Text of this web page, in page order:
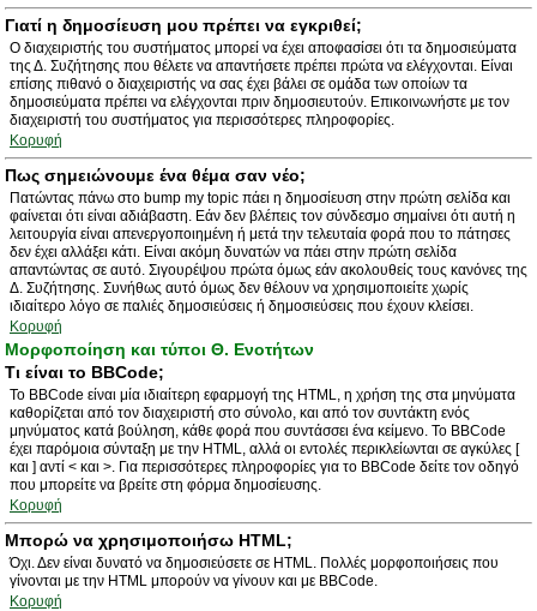
Γιατί η δημοσίευση μου πρέπει να εγκριθεί;
Ο διαχειριστής του συστήματος μπορεί να έχει αποφασίσει ότι τα δημοσιεύματα
της Δ. Συζήτησης που θέλετε να απαντήσετε πρέπει πρώτα να ελέγχονται. Είναι
επίσης πιθανό ο διαχειριστής να σας έχει βάλει σε ομάδα των οποίων τα
δημοσιεύματα πρέπει να ελέγχονται πριν δημοσιευτούν. Επικοινωνήστε με τον
διαχειριστή του συστήματος για περισσότερες πληροφορίες.
Κορυφή
Πως σημειώνουμε ένα θέμα σαν νέο;
Πατώντας πάνω στο bump my topic πάει η δημοσίευση στην πρώτη σελίδα και
φαίνεται ότι είναι αδιάβαστη. Εάν δεν βλέπεις τον σύνδεσμο σημαίνει ότι αυτή η
λειτουργία είναι απενεργοποιημένη ή μετά την τελευταία φορά που το πάτησες
δεν έχει αλλάξει κάτι. Είναι ακόμη δυνατών να πάει στην πρώτη σελίδα
απαντώντας σε αυτό. Σιγουρέψου πρώτα όμως εάν ακολουθείς τους κανόνες της
Δ. Συζήτησης. Συνήθως αυτό όμως δεν θέλουν να χρησιμοποιείτε χωρίς
ιδιαίτερο λόγο σε παλιές δημοσιεύσεις ή δημοσιεύσεις που έχουν κλείσει.
Κορυφή
Μορφοποίηση και τύποι Θ. Ενοτήτων
Τι είναι το BBCode;
Το BBCode είναι μία ιδιαίτερη εφαρμογή της HTML, η χρήση της στα μηνύματα
καθορίζεται από τον διαχειριστή στο σύνολο, και από τον συντάκτη ενός
μηνύματος κατά βούληση, κάθε φορά που συντάσσει ένα κείμενο. Το BBCode
έχει παρόμοια σύνταξη με την HTML, αλλά οι εντολές περικλείωνται σε αγκύλες [
και ] αντί < και >. Για περισσότερες πληροφορίες για το BBCode δείτε τον οδηγό
που μπορείτε να βρείτε στη φόρμα δημοσίευσης.
Κορυφή
Μπορώ να χρησιμοποιήσω HTML;
Όχι. Δεν είναι δυνατό να δημοσιεύσετε σε HTML. Πολλές μορφοποιήσεις που
γίνονται με την HTML μπορούν να γίνουν και με BBCode.
Κορυφή